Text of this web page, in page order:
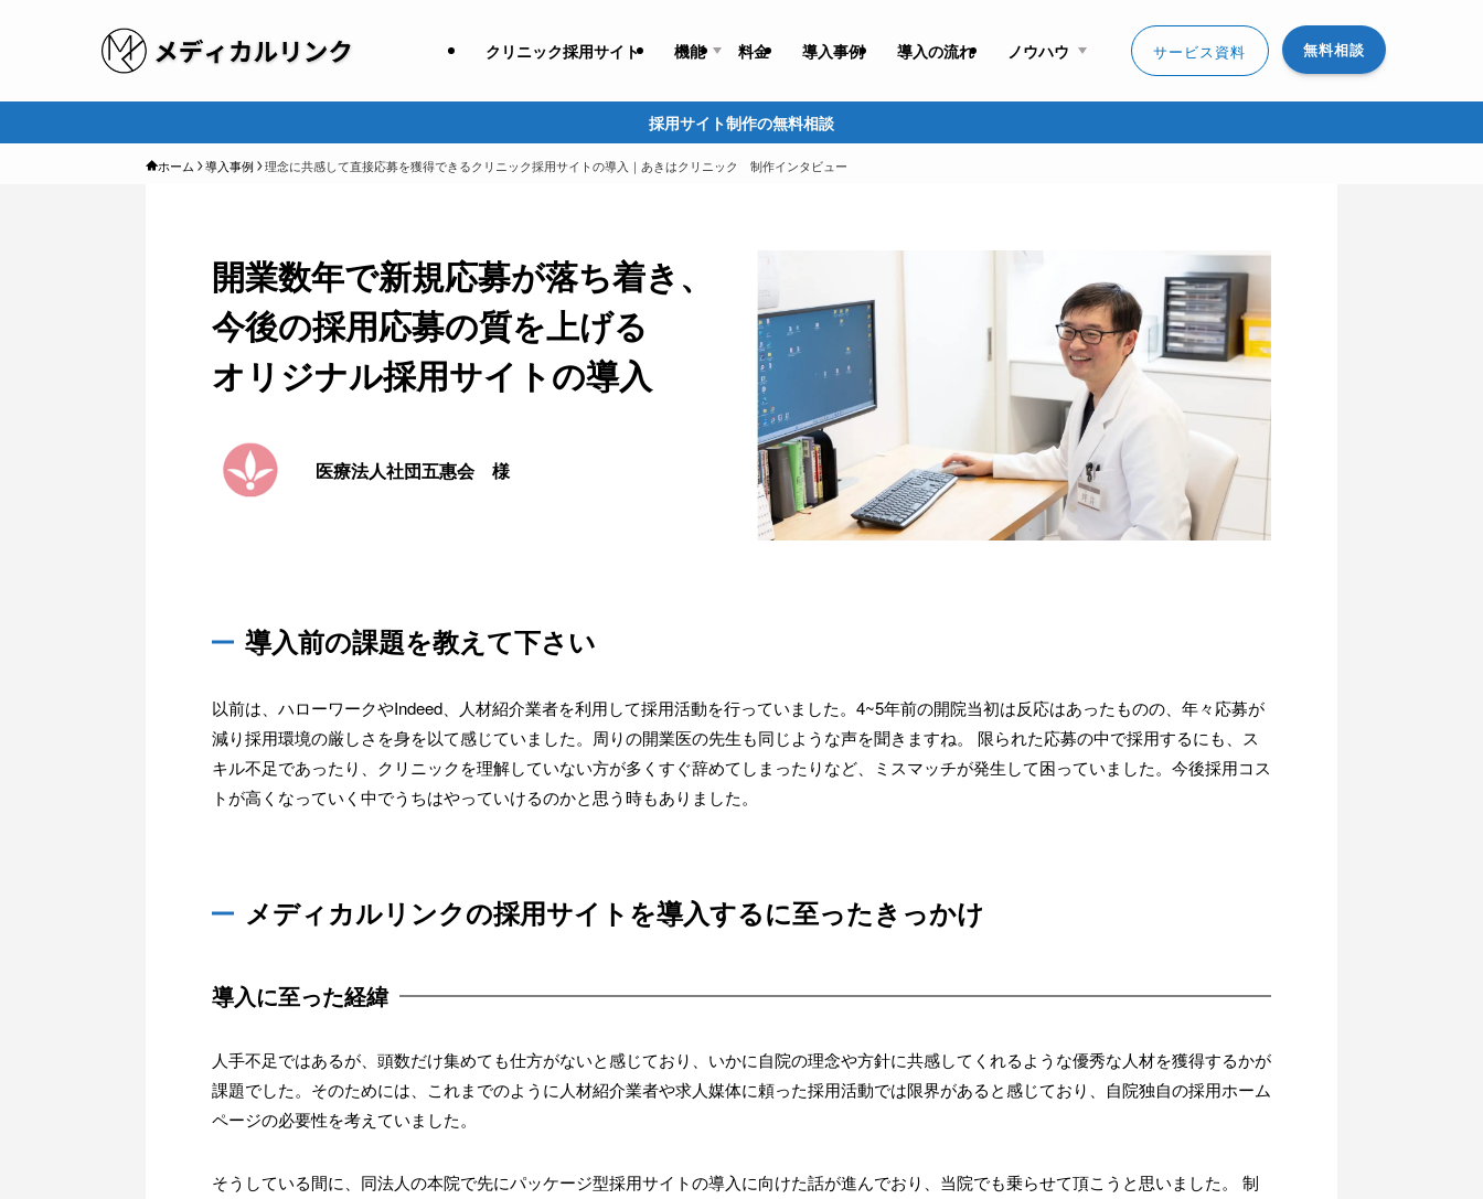
クリニック採用サイト 機能 料金 導入事例 導入の流れ ノウハウ サービス資料 無料相談
採用サイト制作の無料相談
ホーム 導入事例 理念に共感して直接応募を獲得できるクリニック採用サイトの導入｜あきはクリニック 制作インタビュー
開業数年で新規応募が落ち着き、
今後の採用応募の質を上げる
オリジナル採用サイトの導入
医療法人社団五惠会 様
導入前の課題を教えて下さい
以前は、ハローワークやIndeed、人材紹介業者を利用して採用活動を行っていました。4~5年前の開院当初は反応はあったものの、年々応募が
減り採用環境の厳しさを身を以て感じていました。周りの開業医の先生も同じような声を聞きますね。 限られた応募の中で採用するにも、ス
キル不足であったり、クリニックを理解していない方が多くすぐ辞めてしまったりなど、ミスマッチが発生して困っていました。今後採用コス
トが高くなっていく中でうちはやっていけるのかと思う時もありました。
メディカルリンクの採用サイトを導入するに至ったきっかけ
導入に至った経緯
人手不足ではあるが、頭数だけ集めても仕方がないと感じており、いかに自院の理念や方針に共感してくれるような優秀な人材を獲得するかが
課題でした。そのためには、これまでのように人材紹介業者や求人媒体に頼った採用活動では限界があると感じており、自院独自の採用ホーム
ページの必要性を考えていました。
そうしている間に、同法人の本院で先にパッケージ型採用サイトの導入に向けた話が進んでおり、当院でも乗らせて頂こうと思いました。 制